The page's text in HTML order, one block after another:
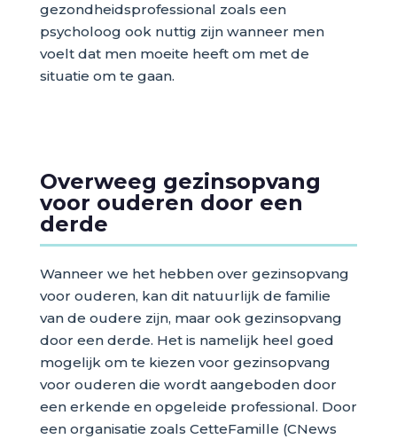
gezondheidsprofessional zoals een
psycholoog ook nuttig zijn wanneer men
voelt dat men moeite heeft om met de
situatie om te gaan.
Overweeg gezinsopvang
voor ouderen door een
derde
Wanneer we het hebben over gezinsopvang
voor ouderen, kan dit natuurlijk de familie
van de oudere zijn, maar ook gezinsopvang
door een derde. Het is namelijk heel goed
mogelijk om te kiezen voor gezinsopvang
voor ouderen die wordt aangeboden door
een erkende en opgeleide professional. Door
een organisatie zoals CetteFamille (CNews